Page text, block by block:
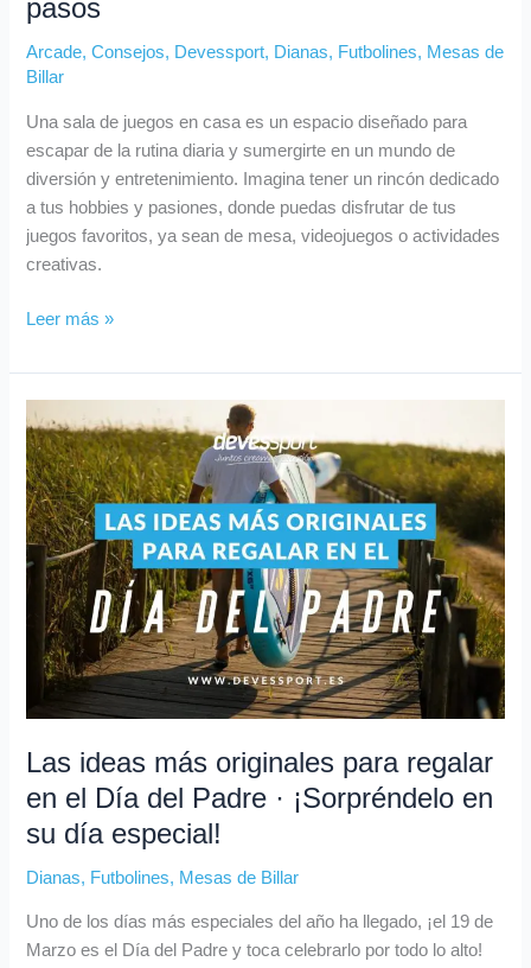
pasos
Arcade,Consejos, Devessport, Dianas, Futbolines, Mesas de
Billar
Una sala de juegos en casa es un espacio diseñado para
escapar de la rutina diaria y sumergirte en un mundo de
diversión y entretenimiento. Imagina tener un rincón dedicado
a tus hobbies y pasiones, donde puedas disfrutar de tus
juegos favoritos, ya sean de mesa, videojuegos o actividades
creativas.
Leer más »
Las ideas más originales para regalar
en el Día del Padre · ¡Sorpréndelo en
su día especial!
Dianas, Futbolines, Mesas de Billar
Uno de los días más especiales del año ha llegado, ¡el 19 de
Marzo es el Día del Padre y toca celebrarlo por todo lo alto!
Las
ideas
más
originales
para
regalar
Día
del
¡Sorpréndelo
su
día
especial!